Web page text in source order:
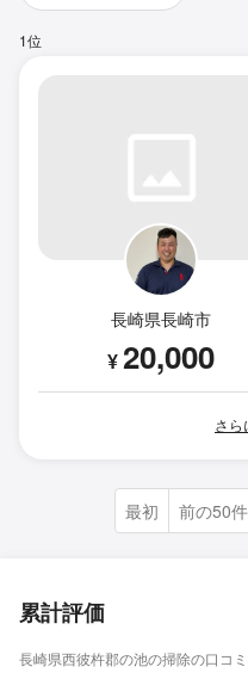
1位
長崎県長崎市
¥20,000
さら
最初 前の50件
累計評価
長崎県西彼杵郡の池の掃除の口コ